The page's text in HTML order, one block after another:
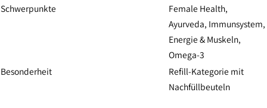
Schwerpunkte
Female Health,
Ayurveda, Immunsystem,
Energie & Muskeln,
Omega-3
Besonderheit
Refill-Kategorie mit
Nachfüllbeuteln